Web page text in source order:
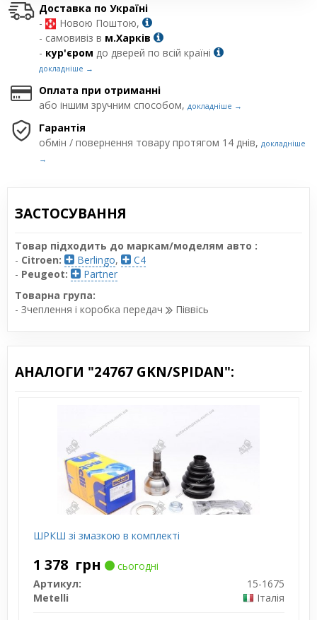
Доставка по Україні
-
Новою Поштою,
- самовивіз в м.Харків
- кур'єром до дверей по всій країні
докладніше →
Оплата при отриманні
або іншим зручним способом, докладніше →
Гарантія
обмін / повернення товару протягом 14 днів, докладніше
→
ЗАСТОСУВАННЯ
Товар підходить до маркам/моделям авто :
- Citroen: Berlingo,
C4
- Peugeot:
Partner
Товарна група:
- Зчеплення і коробка передач
Піввісь
АНАЛОГИ "24767 GKN/SPIDAN":
ШРКШ зі змазкою в комплекті
1 378 грн
сьогодні
Артикул:
15-1675
Metelli
Італія